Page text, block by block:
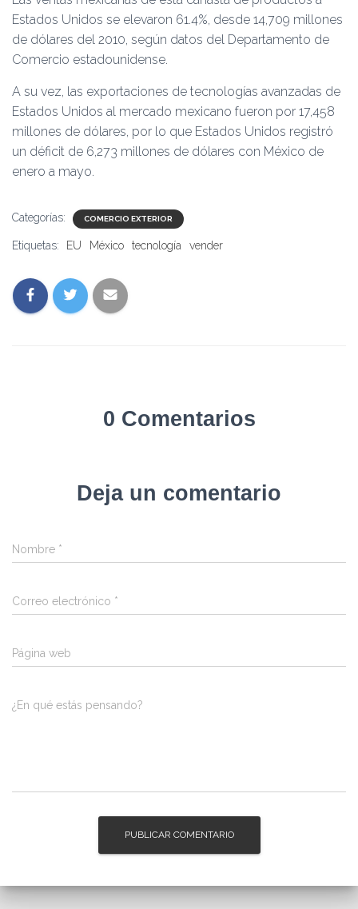
Estados Unidos se elevaron 61.4%, desde 14,709 millones
de dólares del 2010, según datos del Departamento de
Comercio estadounidense.
A su vez, las exportaciones de tecnologías avanzadas de
Estados Unidos al mercado mexicano fueron por 17,458
millones de dólares, por lo que Estados Unidos registró
un déficit de 6,273 millones de dólares con México de
enero a mayo.
Categorías: COMERCIO EXTERIOR
Etiquetas: EU México tecnología vender
0 Comentarios
Deja un comentario
Nombre *
Correo electrónico *
Página web
¿En qué estás pensando?